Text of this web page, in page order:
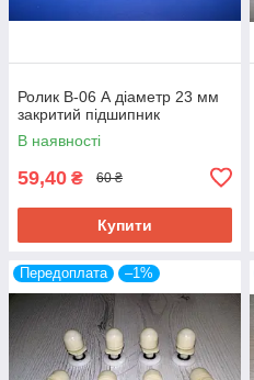
Ролик В-06 А діаметр 23 мм
закритий підшипник
В наявності
59,40 ₴ 60 ₴
Купити
Передоплата –1%